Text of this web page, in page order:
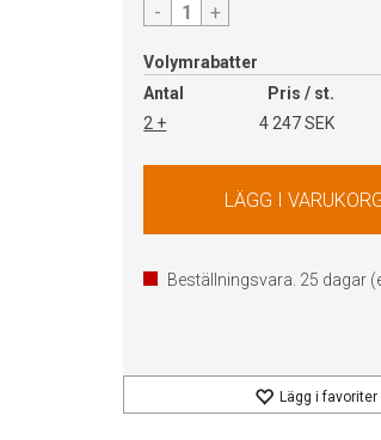
- +
Volymrabatter
Antal
Pris / st.
2 +
4 247 SEK
Beställningsvara. 25 dagar
Lägg i favoriter